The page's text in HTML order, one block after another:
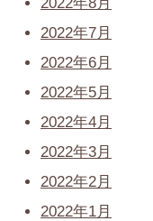
2022年7月
2022年6月
2022年5月
2022年4月
2022年3月
2022年2月
2022年1月